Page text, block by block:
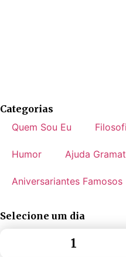
Categorias
Quem Sou Eu
Humor Ajuda
Aniversariantes Famosos
Selecione um dia
1